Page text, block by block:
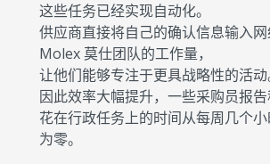
这些任务已经实现自动化。
供应商直接将自己的确认信息输入
Molex 莫仕团队的工作量，
让他们能够专注于更具战略性的活动
因此效率大幅提升，一些采购员报告
花在行政任务上的时间从每周几个
为零。